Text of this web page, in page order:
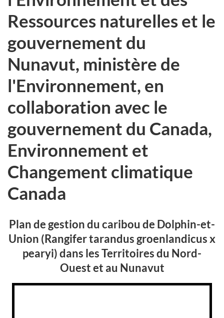
Ressources naturelles et le
gouvernement du
Nunavut, ministère de
l'Environnement, en
collaboration avec le
gouvernement du Canada,
Environnement et
Changement climatique
Canada
Plan de gestion du caribou de Dolphin-et-
Union (Rangifer tarandus groenlandicus x
pearyi) dans les Territoires du Nord-
Ouest et au Nunavut